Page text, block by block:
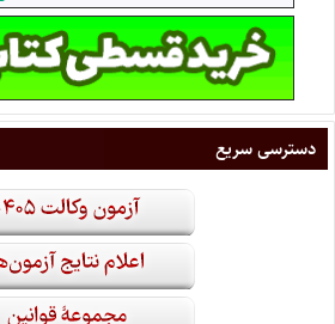
دسترسی سریع